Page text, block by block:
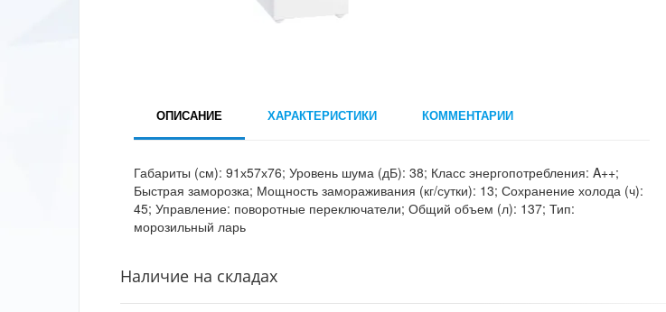
ОПИСАНИЕ ХАРАКТЕРИСТИКИ КОММЕНТАРИИ
Габариты (см): 91х57х76; Уровень шума (дБ): 38; Класс энергопотребления: A++;
Быстрая заморозка; Мощность замораживания (кг/сутки): 13; Сохранение холода (ч):
45; Управление: поворотные переключатели; Общий объем (л): 137; Тип:
морозильный ларь
Наличие на складах